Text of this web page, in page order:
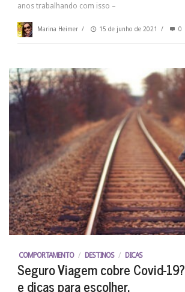
anos trabalhando com isso –
Marina Heimer / 15 de junho de 2021 / 0
COMPORTAMENTO / DESTINOS / DICAS
Seguro Viagem cobre Covid-
e dicas para escolher.